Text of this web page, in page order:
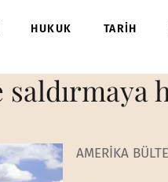
HUKUK TARİH
AMERİKA